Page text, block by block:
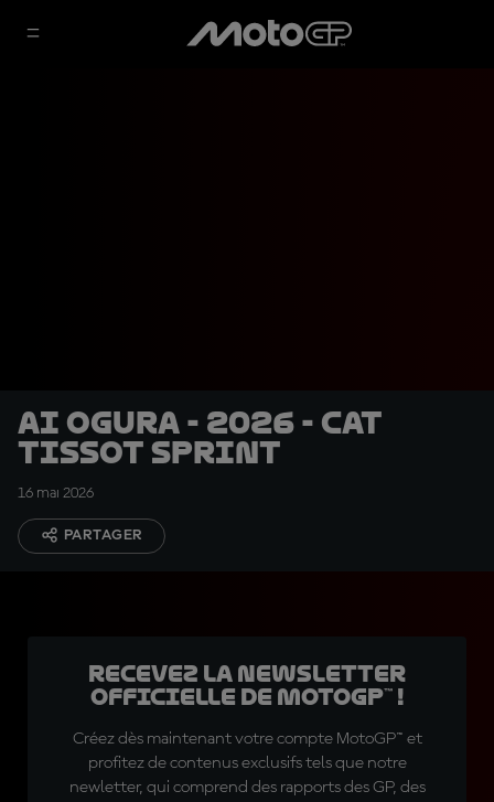
Ai Ogura - 2026 - CAT
Tissot Sprint
16 mai 2026
PARTAGER
Recevez la Newsletter
officielle de MotoGP™ !
Créez dès maintenant votre compte MotoGP™ et
profitez de contenus exclusifs tels que notre
newletter, qui comprend des rapports des GP, des